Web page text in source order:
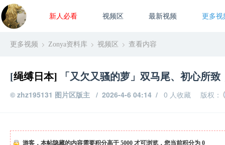
新人必看 视频区 最新视频 更多视
更多视频 Zonya资料库 视频区 查看内容
[绳缚日本] 「又欠又骚的萝」双马尾、初心所
© zhz195131 图片区版主 / 2026-4-6 04:14 / 0 人收藏 版权：
游客，本帖隐藏的内容需要积分高于 5000 才可浏览，您当前积分为 0